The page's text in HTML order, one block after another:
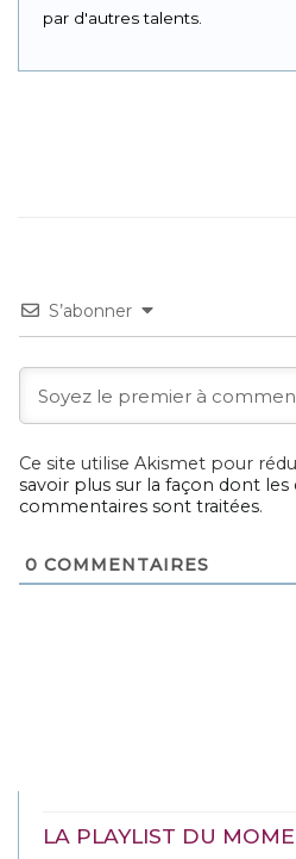
par d'autres talents.
S’abonner
Ce site utilise Akismet pour
savoir plus sur la façon dont les
commentaires sont traitées.
0 COMMENTAIRES
LA PLAYLIST DU